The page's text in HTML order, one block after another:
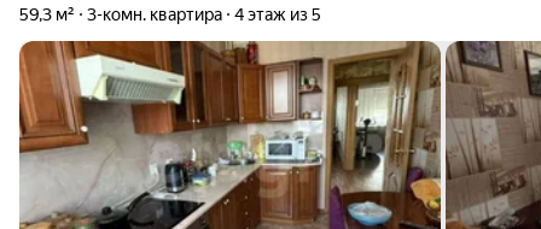
59,3 м² 3-комн. квартира 4 этаж из 5